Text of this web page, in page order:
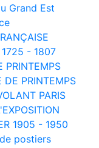
Grand Est
1725 - 1807
PRINTEMPS
DE PRINTEMPS
PARIS
1905 - 1950
postiers